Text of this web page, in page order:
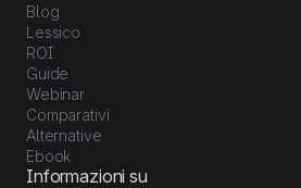
Blog
Lessico
ROI
Guide
Webinar
Comparativi
Alternative
Ebook
Informazioni su